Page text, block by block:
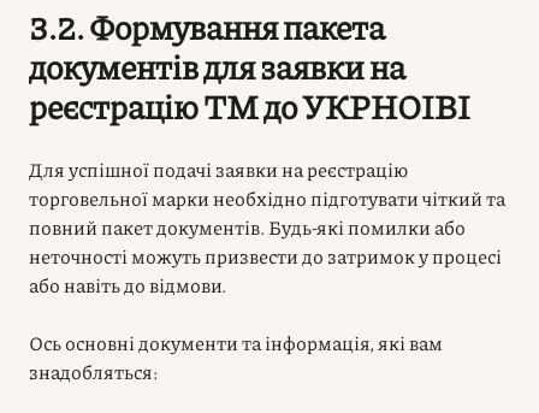
3.2. Формування пакета
документів для заявки на
реєстрацію ТМ до УКРНОІВІ
Для успішної подачі заявки на реєстрацію
торговельної марки необхідно підготувати чіткий та
повний пакет документів. Будь-які помилки або
неточності можуть призвести до затримок у процесі
або навіть до відмови.
Ось основні документи та інформація, які вам
знадобляться: